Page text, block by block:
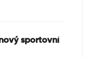
sportovní